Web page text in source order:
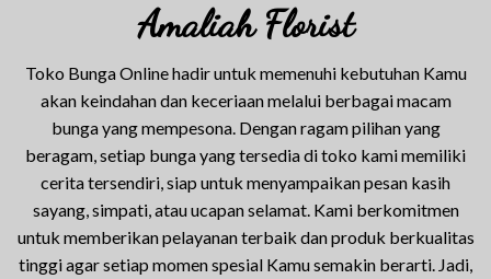
Amaliah Florist
Toko Bunga Online hadir untuk memenuhi kebutuhan Kamu
akan keindahan dan keceriaan melalui berbagai macam
bunga yang mempesona. Dengan ragam pilihan yang
beragam, setiap bunga yang tersedia di toko kami memiliki
cerita tersendiri, siap untuk menyampaikan pesan kasih
sayang, simpati, atau ucapan selamat. Kami berkomitmen
untuk memberikan pelayanan terbaik dan produk berkualitas
tinggi agar setiap momen spesial Kamu semakin berarti. Jadi,